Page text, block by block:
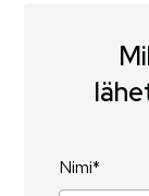
Nimi*